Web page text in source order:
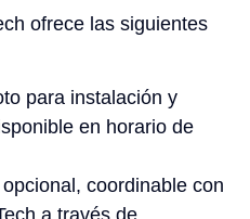
ofrece las siguientes
para instalación y
en horario de
coordinable con